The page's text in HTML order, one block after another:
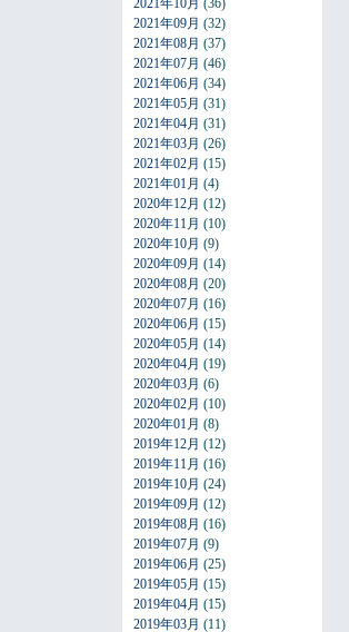
2021年10月 (36)
2021年09月 (32)
2021年08月 (37)
2021年07月 (46)
2021年06月 (34)
2021年05月 (31)
2021年04月 (31)
2021年03月 (26)
2021年02月 (15)
2021年01月 (4)
2020年12月 (12)
2020年11月 (10)
2020年10月 (9)
2020年09月 (14)
2020年08月 (20)
2020年07月 (16)
2020年06月 (15)
2020年05月 (14)
2020年04月 (19)
2020年03月 (6)
2020年02月 (10)
2020年01月 (8)
2019年12月 (12)
2019年11月 (16)
2019年10月 (24)
2019年09月 (12)
2019年08月 (16)
2019年07月 (9)
2019年06月 (25)
2019年05月 (15)
2019年04月 (15)
2019年03月 (11)